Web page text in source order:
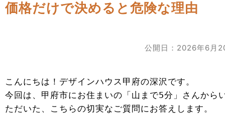
価格だけで決めると危険な理由
公開日：2026年6月
こんにちは！デザインハウス甲府の深沢です。
今回は、甲府市にお住まいの「山まで5分」さんから
ただいた、こちらの切実なご質問にお答えします。